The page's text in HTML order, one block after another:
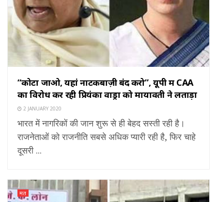
“कोटा जाओ, यहां नाटकबाज़ी बंद करो”, यूपी में CAA
का विरोध कर रही प्रियंका वाड्रा को मायावती ने लताड़ा
2 JANUARY 2020
भारत में नागरिकों की जान शुरू से ही बेहद सस्ती रही है।
राजनेताओं को राजनीति सबसे अधिक प्यारी रही है, फिर चाहे
दूसरी ...
मत